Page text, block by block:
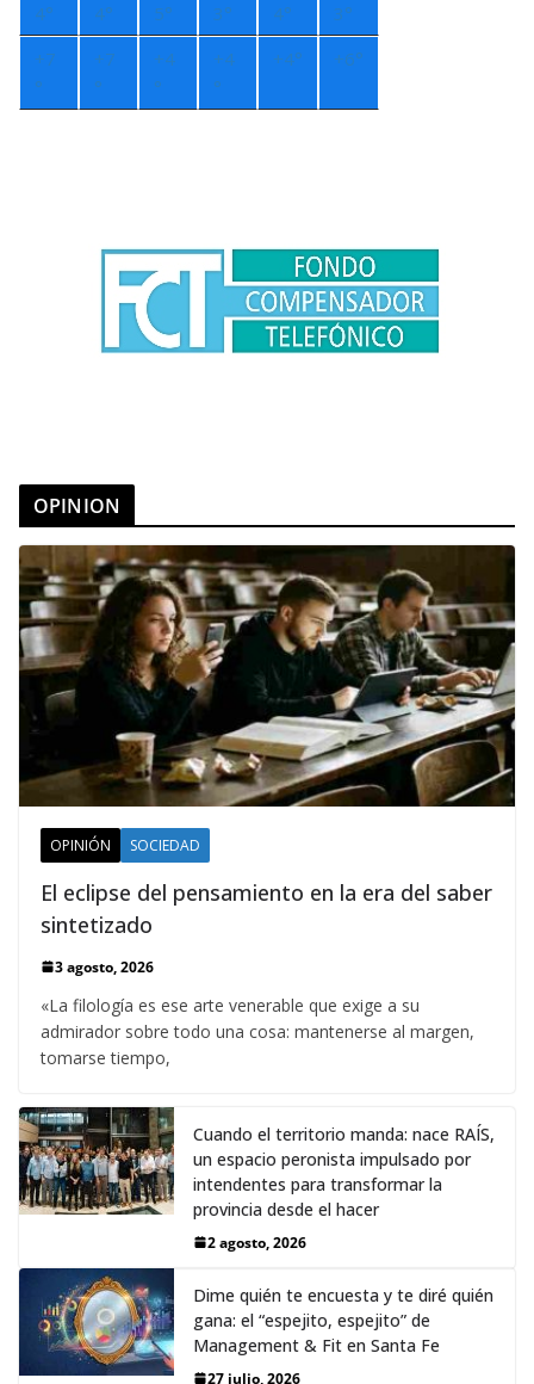
4°
4°
5°
3°
4°
3°
+7
°
+7
°
+4
°
+4
°
+4° +6°
OPINION
OPINIÓN SOCIEDAD
El eclipse del pensamiento en la era del saber
sintetizado
3 agosto, 2026
«La filología es ese arte venerable que exige a su
admirador sobre todo una cosa: mantenerse al margen,
tomarse tiempo,
Cuando el territorio manda: nace RAÍS,
un espacio peronista impulsado por
intendentes para transformar la
provincia desde el hacer
2 agosto, 2026
Dime quién te encuesta y te diré quién
gana: el “espejito, espejito” de
Management & Fit en Santa Fe
27 julio, 2026